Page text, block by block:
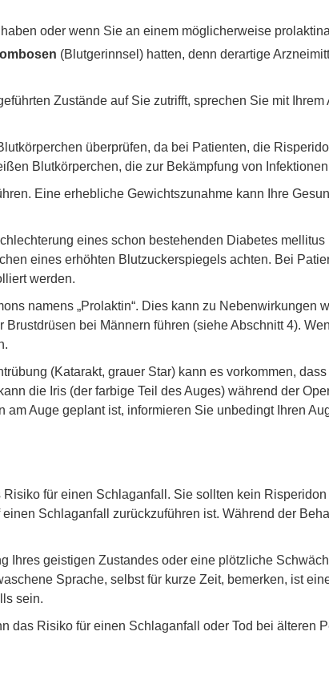
oder wenn Sie an einem möglicherweise
(Blutgerinnsel) hatten, denn derartige
Zustände auf Sie zutrifft, sprechen Sie mit
überprüfen, da bei Patienten, die
Blutkörperchen, die zur Bekämpfung von
Eine erhebliche Gewichtszunahme kann Ihre
eines schon bestehenden Diabetes
eines erhöhten Blutzuckerspiegels achten. Bei
werden.
namens „Prolaktin“. Dies kann zu Nebenwirkungen
bei Männern führen (siehe Abschnitt 4).
(Katarakt, grauer Star) kann es vorkommen,
die Iris (der farbige Teil des Auges) während der
Auge geplant ist, informieren Sie unbedingt Ihren
für einen Schlaganfall. Sie sollten kein
Schlaganfall zurückzuführen ist. Während der
Ihres geistigen Zustandes oder eine plötzliche
Sprache, selbst für kurze Zeit, bemerken, ist
sein.
das Risiko für einen Schlaganfall oder Tod bei älteren